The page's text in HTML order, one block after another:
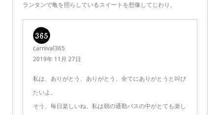
ランタンで亀を照らしているスイートを想像してじわり。
carnival365
2019年 11月 27日
私は、ありがとう、ありがとう、全てにありがとうと叫び
たいよ。
そう、毎日楽しいね。私は朝の通勤バスの中がとても楽し